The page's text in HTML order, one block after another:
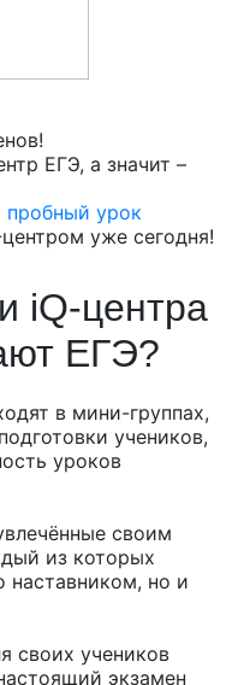
ЕГЭ, а значит –
пробный урок
уже сегодня!
iQ-центра
ЕГЭ?
в мини-группах,
учеников,
уроков
своим
из которых
наставником, но и
своих учеников
экзамен